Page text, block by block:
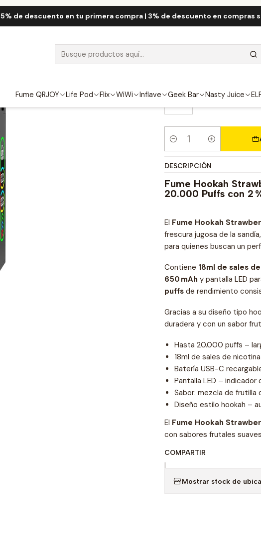
5% de descuento en tu primera compra | 3% de descuento en compras
Fume QRJOY Life Pod Flix WiWi Inflave Geek Bar Nasty Juice
Fume
20000 Puff
FUERZA
Cantidad
DESCRIPCIÓN
Fume Hookah
20.000 Puffs con 2
El Fume Hookah
frescura jugosa de la
para quienes buscan un
Contiene 18ml de sales
650 mAh y pantalla LED
puffs de rendimiento
Gracias a su diseño tipo
duradera y con un sabor
Hasta 20.000 puffs –
18ml de sales de nicotina
Batería USB-C
Pantalla LED – indicador
Sabor: mezcla de frutilla
Diseño estilo hookah –
El Fume Hookah
con sabores frutales
COMPARTIR
|
Mostrar stock de